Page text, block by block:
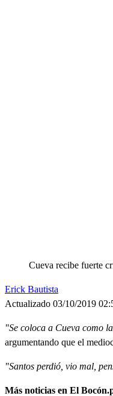
Cueva recibe fuerte
Erick Bautista
Actualizado 03/10/2019
"Se coloca a Cueva como
argumentando que el
"Santos perdió, vio mal,
Más noticias en El